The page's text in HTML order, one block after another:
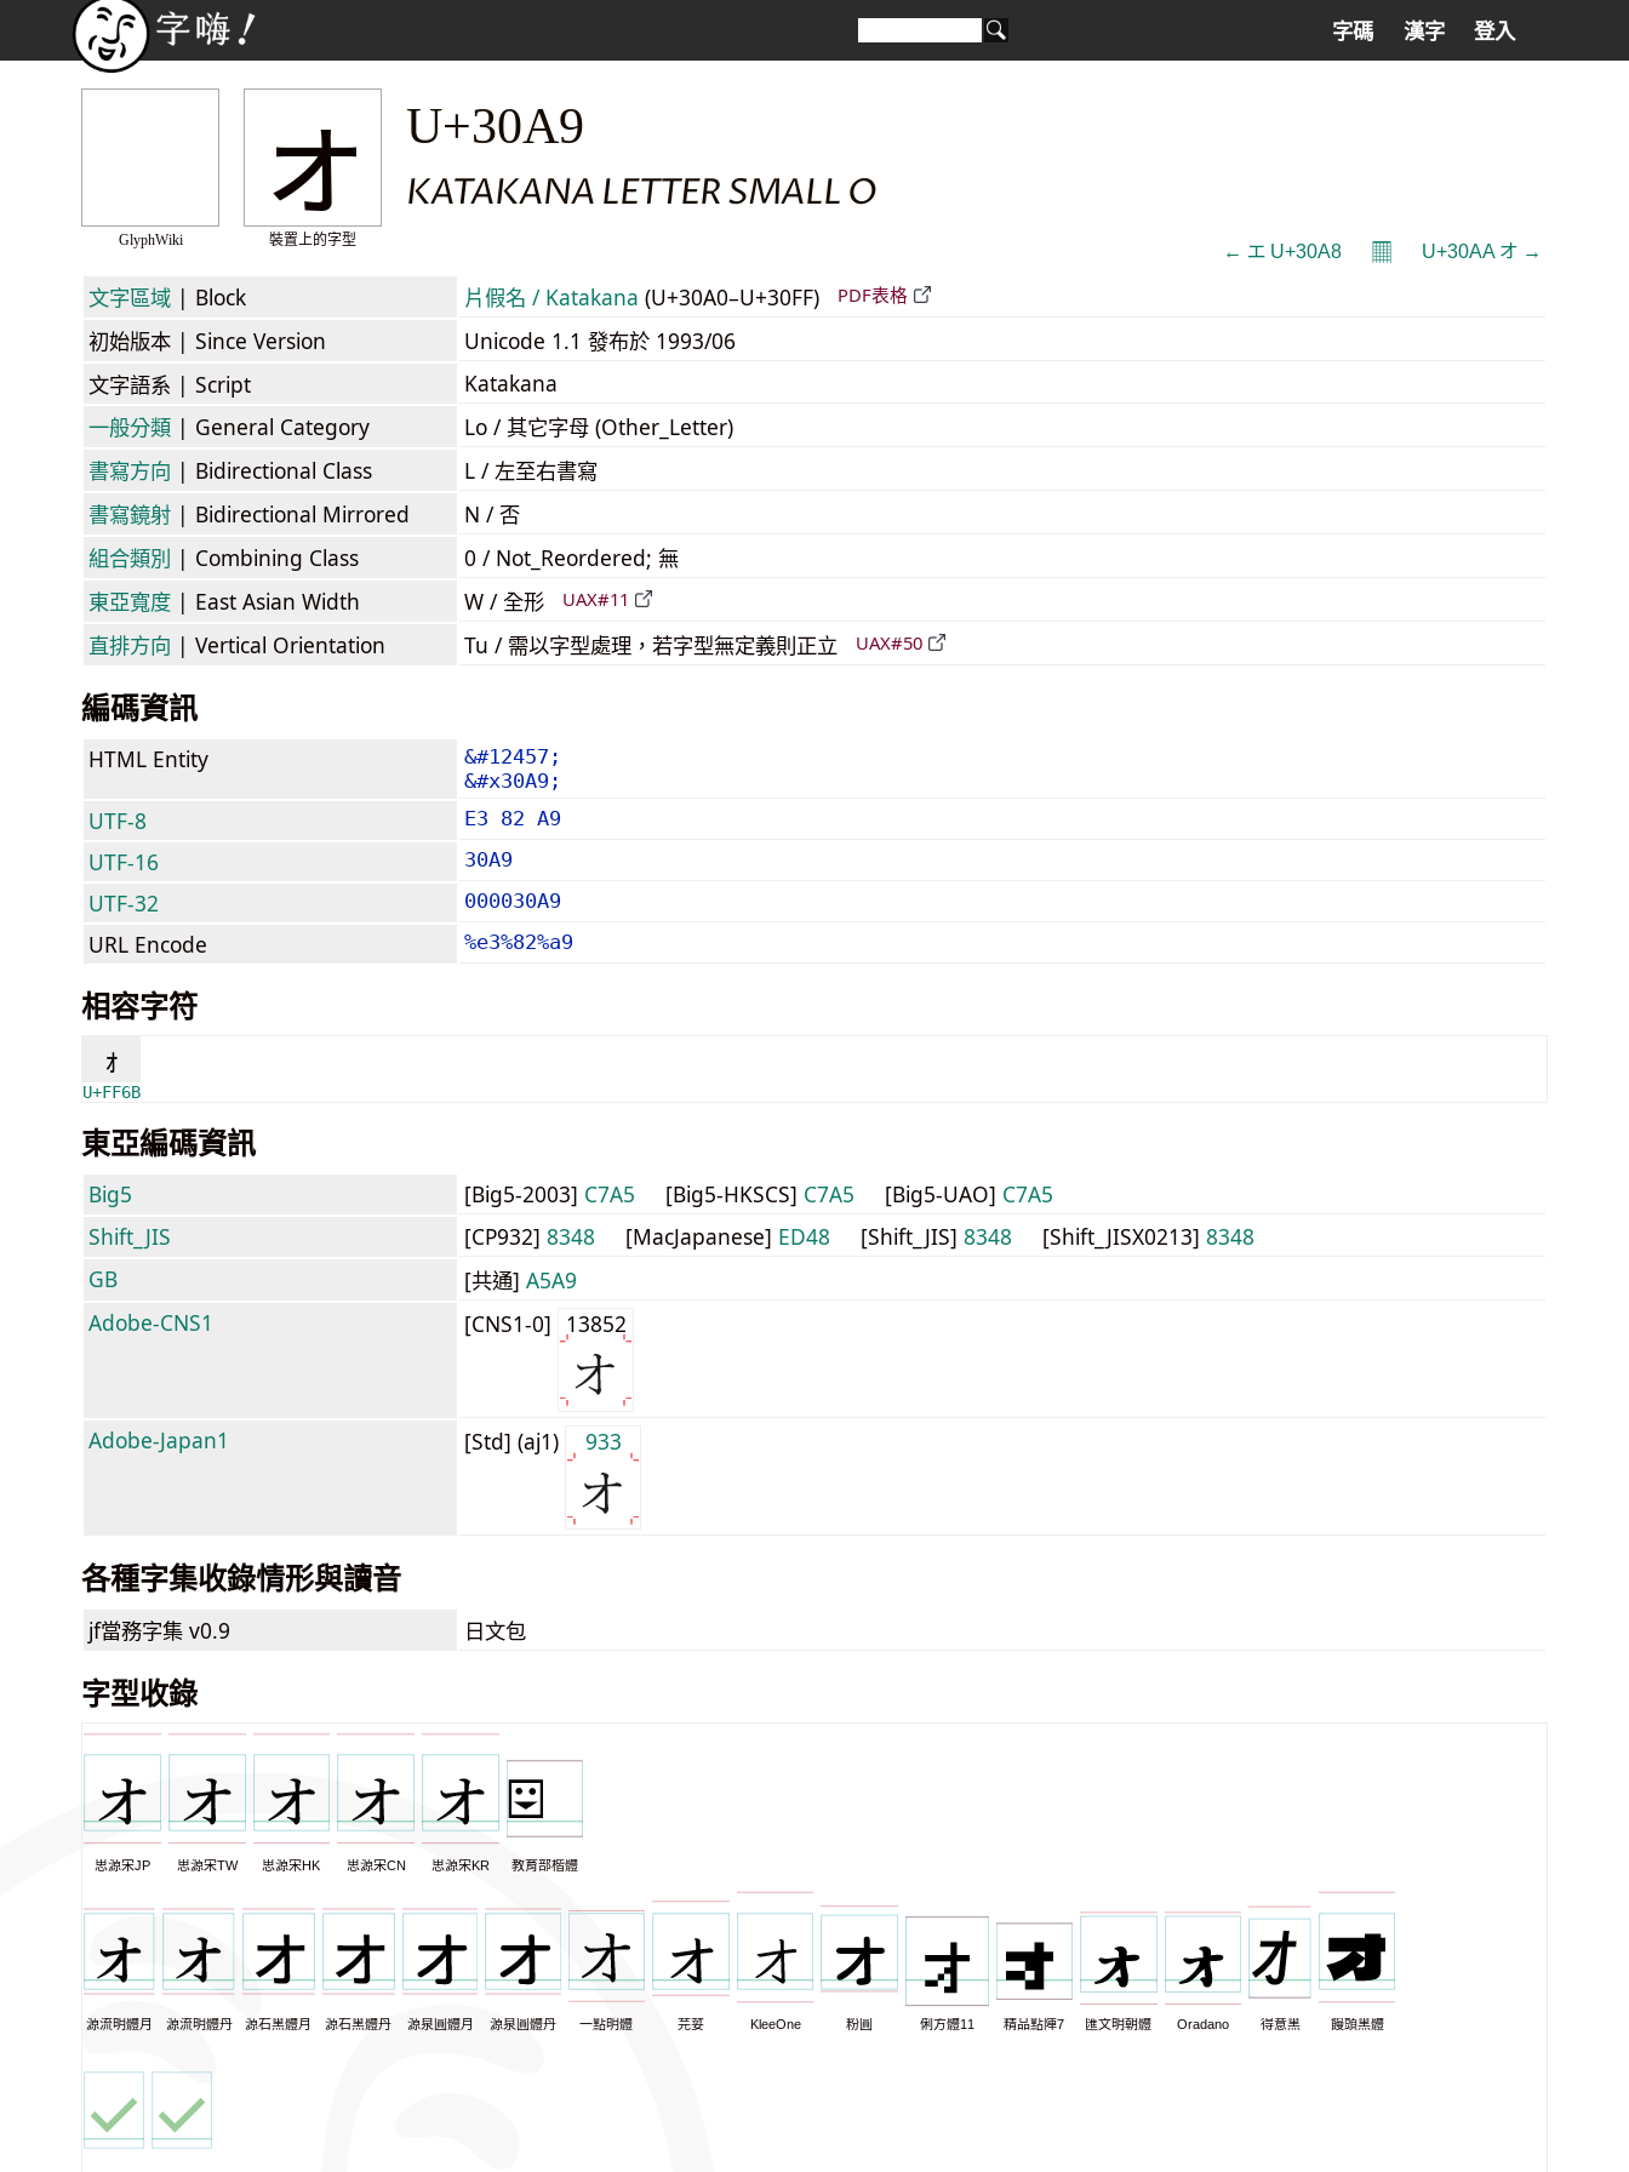
字碼 漢字 登入
GlyphWiki
ォ
裝置上的字型
U+30A9
KATAKANA LETTER SMALL O
← エ U+30A8 𝄜 U+30AA オ →
文字區域 | Block 片假名 / Katakana (U+30A0–U+30FF) PDF表格
初始版本 | Since Version
Unicode 1.1 發布於 1993/06
文字語系 | Script
Katakana
一般分類 | General Category
Lo / 其它字母 (Other_Letter)
書寫方向 | Bidirectional Class
L / 左至右書寫
書寫鏡射 | Bidirectional Mirrored
N / 否
組合類別 | Combining Class
0 / Not_Reordered; 無
東亞寬度 | East Asian Width W / 全形 UAX#11
直排方向 | Vertical Orientation Tu / 需以字型處理，若字型無定義則正立 UAX#50
編碼資訊
HTML Entity
&#12457;
&#x30A9;
UTF-8 E3 82 A9
UTF-16 30A9
UTF-32 000030A9
URL Encode %e3%82%a9
相容字符
ｫ
U+FF6B
東亞編碼資訊
Big5 [Big5-2003] C7A5 [Big5-HKSCS] C7A5 [Big5-UAO] C7A5
Shift_JIS
[CP932] 8348 [MacJapanese] ED48 [Shift_JIS] 8348 [Shift_JISX0213] 8348
GB
[共通] A5A9
Adobe-CNS1
[CNS1-0] 13852
Adobe-Japan1 [Std] (aj1) 933
各種字集收錄情形與讀音
jf當務字集 v0.9 日文包
字型收錄
思源宋JP 思源宋TW 思源宋HK 思源宋CN 思源宋KR 教育部楷體
源流明體月 源流明體丹 源石黑體月 源石黑體丹 源泉圓體月 源泉圓體丹 一點明體 芫荽 KleeOne 粉圓 俐方體11 精品點陣7 匯文明朝體 Oradano 得意黑 饅頭黑體